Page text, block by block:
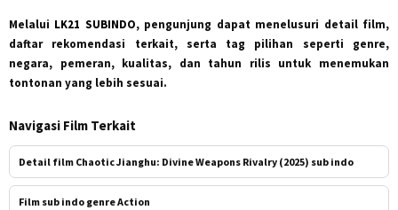
Melalui LK21 SUBINDO, pengunjung dapat menelusuri detail film,
daftar rekomendasi terkait, serta tag pilihan seperti genre,
negara, pemeran, kualitas, dan tahun rilis untuk menemukan
tontonan yang lebih sesuai.
Navigasi Film Terkait
Detail film Chaotic Jianghu: Divine Weapons Rivalry (2025) sub indo
Film sub indo genre Action